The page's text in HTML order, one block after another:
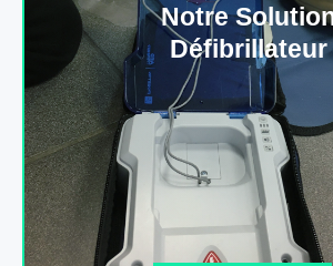
Notre
Défibrillateur